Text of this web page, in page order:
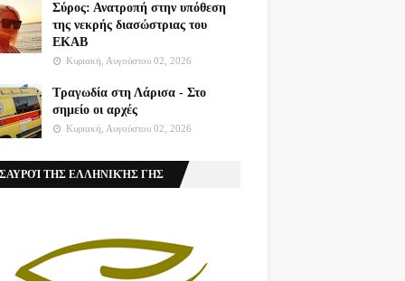
Σύρος: Ανατροπή στην υπόθεση
της νεκρής διασώστριας του
ΕΚΑΒ
Κυριακή, Αυγούστου 02, 2026
Τραγωδία στη Λάρισα - Στο
σημείο οι αρχές
Κυριακή, Αυγούστου 02, 2026
ΤΗΣ ΕΛΛΗΝΙΚΉΣ ΓΗΣ